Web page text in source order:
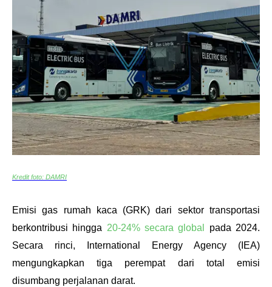
Kredit foto: DAMRI
Emisi gas rumah kaca (GRK) dari sektor transportasi
berkontribusi hingga 20-24% secara global
pada 2024.
Secara rinci, International Energy Agency (IEA)
mengungkapkan tiga perempat dari total emisi
disumbang perjalanan darat.